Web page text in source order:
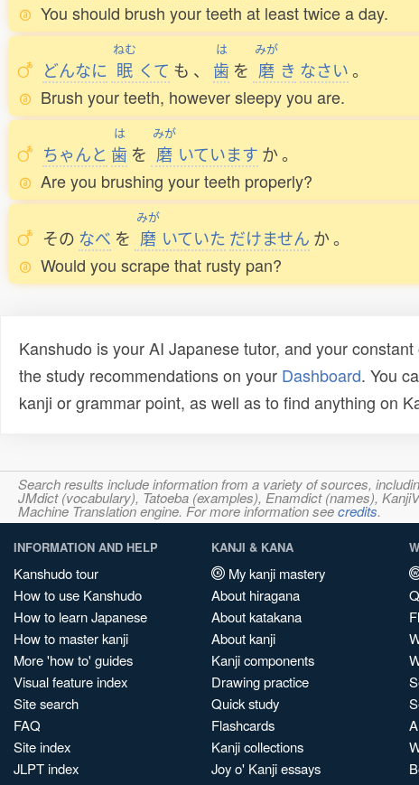
You should brush your teeth at least twice a day.
どんなに
ねむ
眠 くて も 、
は
歯 を
みが
磨 き なさい。
Brush your teeth, however sleepy you are.
ちゃんと
は
歯 を
みが
磨 いています か。
Are you brushing your teeth properly?
その なべ を
みが
磨 いていた だけません か。
Would you scrape that rusty pan?
Kanshudo is your AI Japanese tutor, and your
the study recommendations on your Dashboard. You
kanji or grammar point, as well as to find anything on
Search results include information from a variety of sources,
JMdict (vocabulary), Tatoeba (examples), Enamdict (names),
Machine Translation engine. For more information seecredits.
INFORMATION AND HELP
Kanshudo tour
How to use Kanshudo
How to learn Japanese
How to master kanji
More 'how to' guides
Visual feature index
Site search
FAQ
Site index
JLPT index
KANJI & KANA
My kanji mastery
About hiragana
About katakana
About kanji
Kanji components
Drawing practice
Quick study
Flashcards
Kanji collections
Joy o' Kanji essays